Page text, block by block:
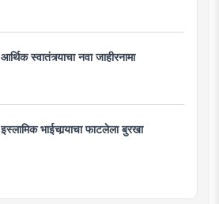
आर्थिक स्वातंत्र्याचा नवा जाहीरनामा
इस्लामिक भाईचार्‍याचा फाटलेला बुरखा